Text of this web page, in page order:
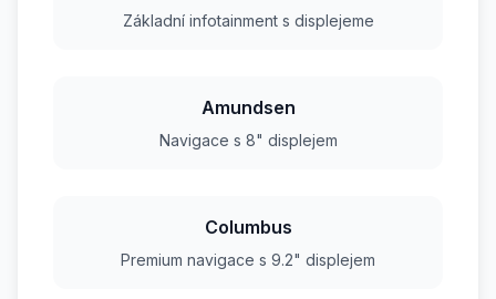
Základní infotainment s displejeme
Amundsen
Navigace s 8" displejem
Columbus
Premium navigace s 9.2" displejem